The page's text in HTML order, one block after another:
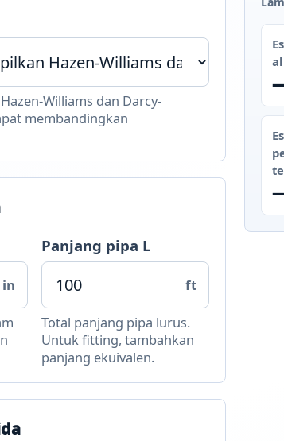
Williams dan Darcy-
membandingkan
in
Panjang pipa L
ft
Total panjang pipa lurus.
Untuk fitting, tambahkan
panjang ekuivalen.